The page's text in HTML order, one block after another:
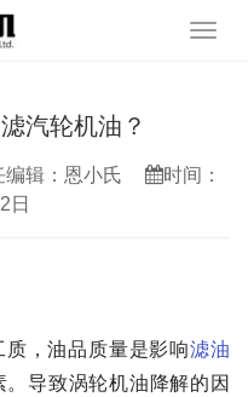
汽轮机油？
编辑：恩小氏
时间：
日
，油品质量是影响滤油
导致涡轮机油降解的因